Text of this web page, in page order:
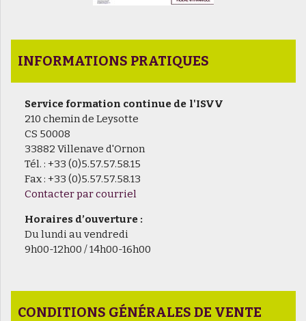
INFORMATIONS PRATIQUES
Service formation continue de l'ISVV
210 chemin de Leysotte
CS 50008
33882 Villenave d'Ornon
Tél. : +33 (0)5.57.57.58.15
Fax : +33 (0)5.57.57.58.13
Contacter par courriel
Horaires d’ouverture :
Du lundi au vendredi
9h00-12h00 / 14h00-16h00
CONDITIONS GÉNÉRALES DE VENTE